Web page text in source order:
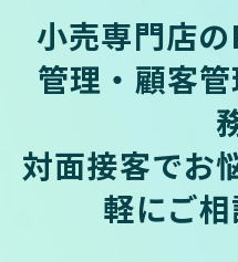
小売専門店
管理・顧客
対面接客でお
軽にご